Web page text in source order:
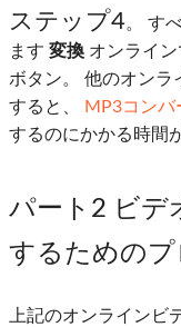
ステップ4。 す
ます 変換 オンライ
ボタン。 他のオンラ
すると、
MP3コンバ
するのにかかる時間
パート2 ビデ
するための
上記のオンラインビ